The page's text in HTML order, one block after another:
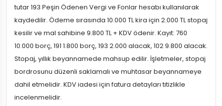
tutar 193 Peşin Ödenen Vergi ve Fonlar hesabı kullanılarak
kaydedilir. Ödeme sırasında 10.000 TL kira için 2.000 TL stopaj
kesilir ve mal sahibine 9.800 TL + KDV ödenir. Kayıt: 760
10.000 borç, 191 1.800 borç, 193 2.000 alacak, 102 9.800 alacak.
Stopaj, yıllık beyannamede mahsup edilir. İşletmeler, stopaj
bordrosunu düzenli saklamalı ve muhtasar beyannameye
dahil etmelidir. KDV iadesi için fatura detayları titizlikle
incelenmelidir.